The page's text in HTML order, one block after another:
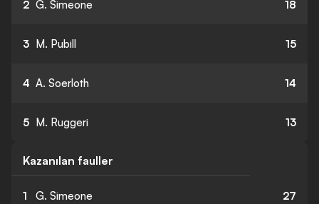
2 G. Simeone 18
3 M. Pubill 15
4 A. Soerloth 14
5 M. Ruggeri 13
Kazanılan fauller
1 G. Simeone 27